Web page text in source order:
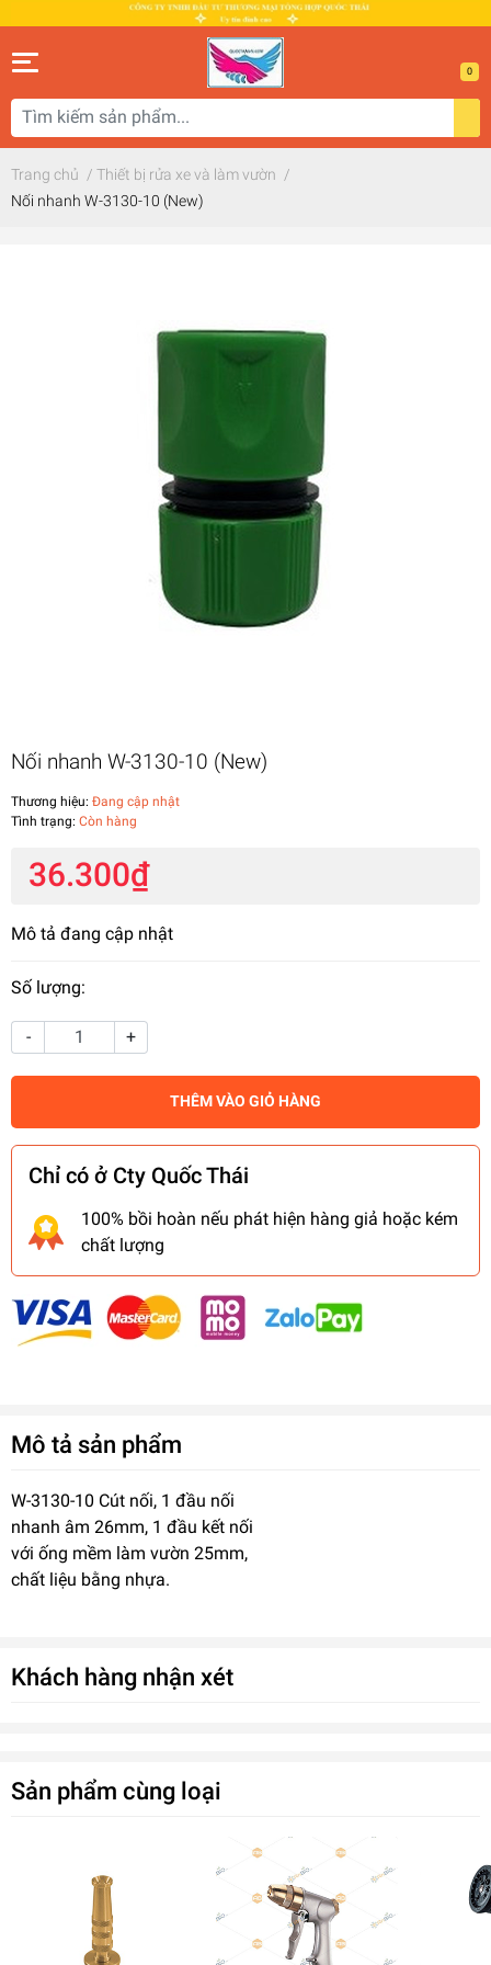
0
Trang chủ / Thiết bị rửa xe và làm vườn /
Nối nhanh W-3130-10 (New)
Nối nhanh W-3130-10 (New)
Thương hiệu: Đang cập nhật
Tình trạng: Còn hàng
36.300₫
Mô tả đang cập nhật
Số lượng:
- +
THÊM VÀO GIỎ HÀNG
Chỉ có ở Cty Quốc Thái
100% bồi hoàn nếu phát hiện hàng giả hoặc kém
chất lượng
Mô tả sản phẩm
W-3130-10 Cút nối, 1 đầu nối
nhanh âm 26mm, 1 đầu kết nối
với ống mềm làm vườn 25mm,
chất liệu bằng nhựa.
Khách hàng nhận xét
Sản phẩm cùng loại